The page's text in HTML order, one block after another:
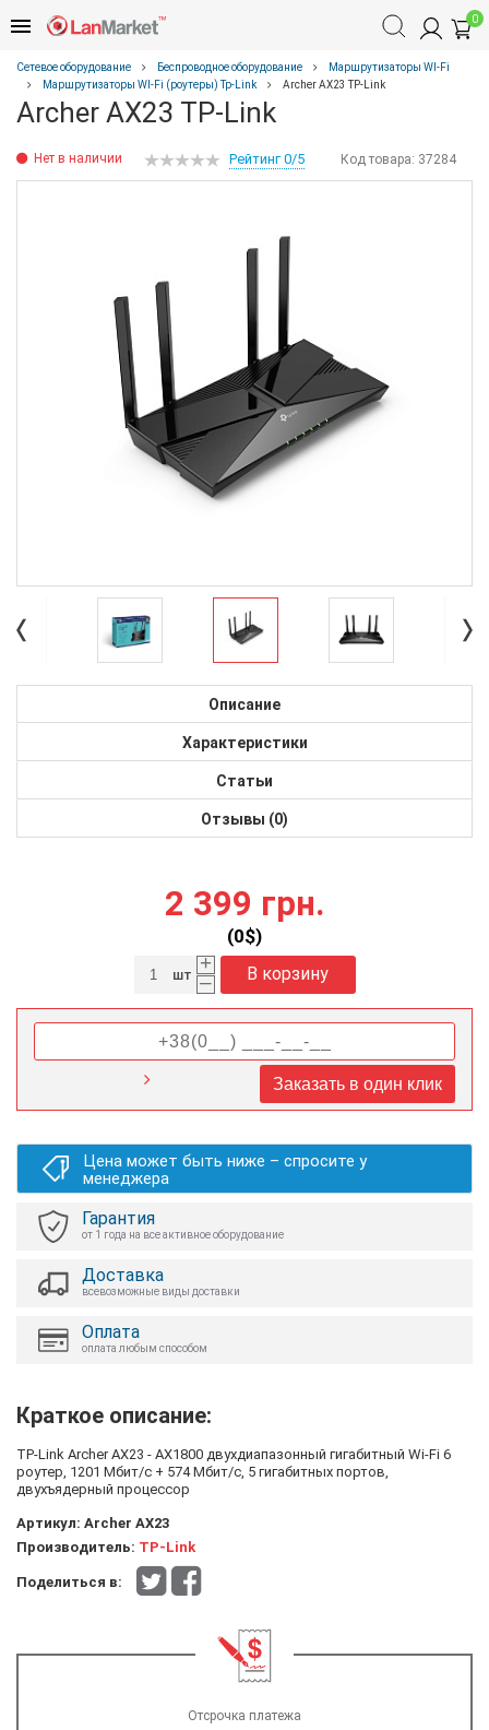
0
Сетевое оборудование Беспроводное оборудование
Маршрутизаторы WI-Fi
Маршрутизаторы WI-Fi (роутеры) Tp-Link
Archer AX23 TP-Link
Archer AX23 TP-Link
Нет в наличии Код товара: 37284
Рейтинг 0/5
Описание
Характеристики
Статьи
Отзывы (0)
2 399 грн.
(0$)
+
–
В корзину
шт
Заказать в один клик
Цена может быть ниже – спросите у
менеджера
Гарантия
от 1 года на все активное оборудование
Доставка
всевозможные виды доставки
Оплата
оплата любым способом
Краткое описание:
TP-Link Archer AX23 - AX1800 двухдиапазонный гигабитный Wi‑Fi 6
роутер, 1201 Мбит/с + 574 Мбит/с, 5 гигабитных портов,
двухъядерный процессор
Артикул: Archer AX23
Производитель: TP-Link
Поделиться в:
Отсрочка платежа